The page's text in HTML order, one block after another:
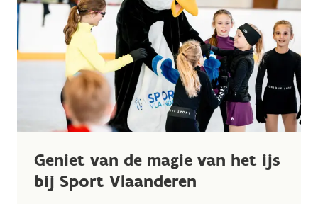
Geniet van de magie van het ijs
bij Sport Vlaanderen